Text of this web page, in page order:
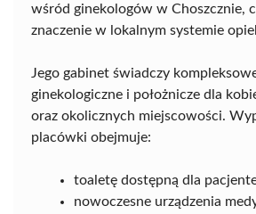
wśród ginekologów w Choszcznie,
znaczenie w lokalnym systemie
Jego gabinet świadczy
ginekologiczne i położnicze dla
oraz okolicznych miejscowości.
placówki obejmuje:
toaletę dostępną dla
nowoczesne urządzenia